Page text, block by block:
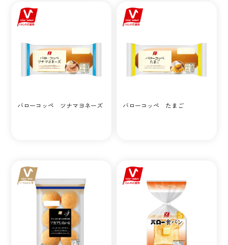
バローコッペ ツナマヨネーズ バローコッペ たまご